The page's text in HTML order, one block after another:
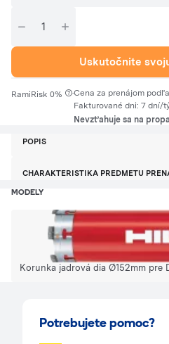
Uskutočnite
RamiRisk 0% ·Cena za prenájom
Fakturované dni: 7 dní/
Nevzťahuje sa na
POPIS
CHARAKTERISTIKA PREDMETU
MODELY
Korunka jadrová dia Ø152mm pre
Potrebujete pomoc?